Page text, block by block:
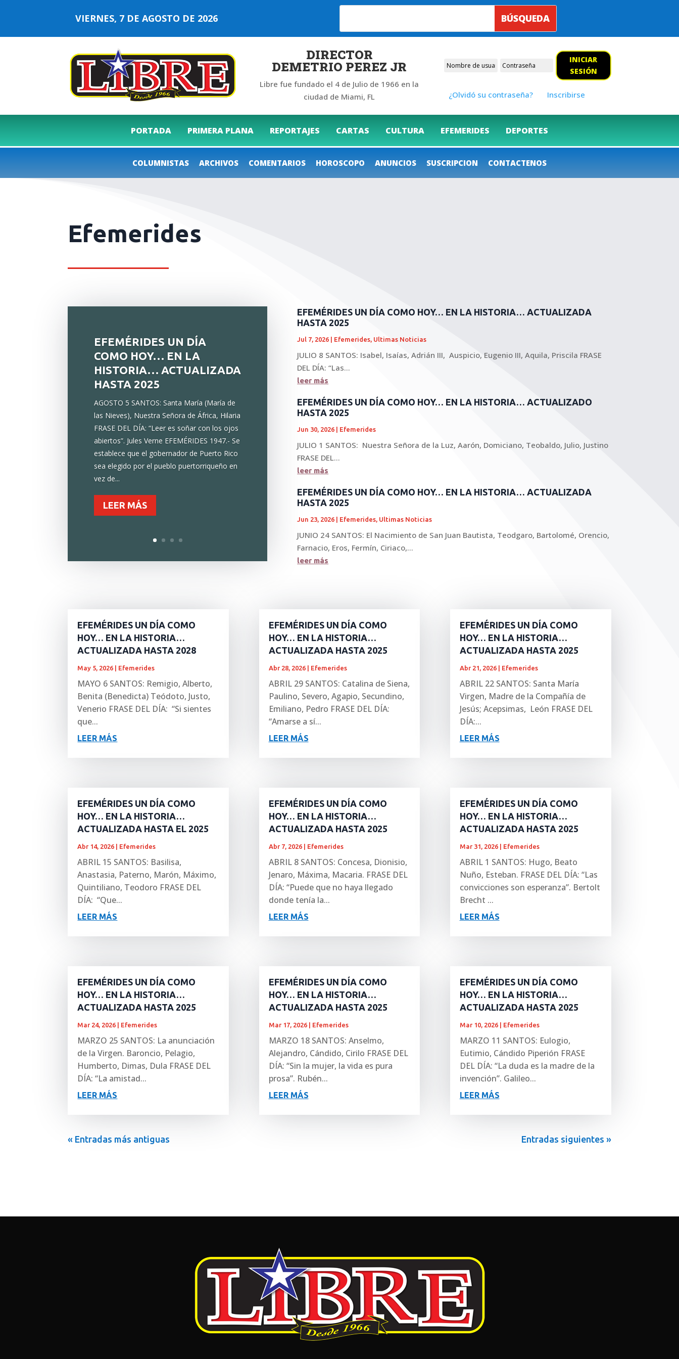
VIERNES, 7 DE AGOSTO DE 2026
DIRECTOR
DEMETRIO PEREZ JR
Libre fue fundado el 4 de Julio de 1966 en la
ciudad de Miami, FL
INICIAR
SESIÓN
¿Olvidó su contraseña? Inscribirse
PORTADA PRIMERA PLANA REPORTAJES CARTAS CULTURA EFEMERIDES DEPORTES
COLUMNISTAS ARCHIVOS COMENTARIOS HOROSCOPO ANUNCIOS SUSCRIPCION CONTACTENOS
Efemerides
EFEMÉRIDES UN DÍA
COMO HOY… EN LA
HISTORIA… ACTUALIZADA
HASTA 2025
AGOSTO 5 SANTOS: Santa María (María de
las Nieves), Nuestra Señora de África, Hilaria
FRASE DEL DÍA: “Leer es soñar con los ojos
abiertos”. Jules Verne EFEMÉRIDES 1947.- Se
establece que el gobernador de Puerto Rico
sea elegido por el pueblo puertorriqueño en
vez de...
LEER MÁS
EFEMÉRIDES UN DÍA COMO HOY… EN LA HISTORIA… ACTUALIZADA
HASTA 2025
Jul 7, 2026 Efemerides, Ultimas Noticias
JULIO 8 SANTOS: Isabel, Isaías, Adrián III, Auspicio, Eugenio III, Aquila, Priscila FRASE
DEL DÍA: “Las...
leer más
EFEMÉRIDES UN DÍA COMO HOY… EN LA HISTORIA… ACTUALIZADO
HASTA 2025
Jun 30, 2026 Efemerides
JULIO 1 SANTOS: Nuestra Señora de la Luz, Aarón, Domiciano, Teobaldo, Julio, Justino
FRASE DEL...
leer más
EFEMÉRIDES UN DÍA COMO HOY… EN LA HISTORIA… ACTUALIZADA
HASTA 2025
Jun 23, 2026 Efemerides, Ultimas Noticias
JUNIO 24 SANTOS: El Nacimiento de San Juan Bautista, Teodgaro, Bartolomé, Orencio,
Farnacio, Eros, Fermín, Ciriaco,...
leer más
EFEMÉRIDES UN DÍA COMO
HOY… EN LA HISTORIA…
ACTUALIZADA HASTA 2028
May 5, 2026 | Efemerides
MAYO 6 SANTOS: Remigio, Alberto,
Benita (Benedicta) Teódoto, Justo,
Venerio FRASE DEL DÍA: “Si sientes
que...
LEER MÁS
EFEMÉRIDES UN DÍA COMO
HOY… EN LA HISTORIA…
ACTUALIZADA HASTA EL 2025
Abr 14, 2026 | Efemerides
ABRIL 15 SANTOS: Basilisa,
Anastasia, Paterno, Marón, Máximo,
Quintiliano, Teodoro FRASE DEL
DÍA: “Que...
LEER MÁS
EFEMÉRIDES UN DÍA COMO
HOY… EN LA HISTORIA…
ACTUALIZADA HASTA 2025
Mar 24, 2026 | Efemerides
MARZO 25 SANTOS: La anunciación
de la Virgen. Baroncio, Pelagio,
Humberto, Dimas, Dula FRASE DEL
DÍA: “La amistad...
LEER MÁS
EFEMÉRIDES UN DÍA COMO
HOY… EN LA HISTORIA…
ACTUALIZADA HASTA 2025
Abr 28, 2026| Efemerides
ABRIL 29 SANTOS: Catalina de Siena,
Paulino, Severo, Agapio, Secundino,
Emiliano, Pedro FRASE DEL DÍA:
“Amarse a sí...
LEER MÁS
EFEMÉRIDES UN DÍA COMO
HOY… EN LA HISTORIA…
ACTUALIZADA HASTA 2025
Abr 7, 2026| Efemerides
ABRIL 8 SANTOS: Concesa, Dionisio,
Jenaro, Máxima, Macaria. FRASE DEL
DÍA: “Puede que no haya llegado
donde tenía la...
LEER MÁS
EFEMÉRIDES UN DÍA COMO
HOY… EN LA HISTORIA…
ACTUALIZADA HASTA 2025
Mar 17, 2026| Efemerides
MARZO 18 SANTOS: Anselmo,
Alejandro, Cándido, Cirilo FRASE DEL
DÍA: “Sin la mujer, la vida es pura
prosa”. Rubén...
LEER MÁS
EFEMÉRIDES UN DÍA COMO
HOY… EN LA HISTORIA…
ACTUALIZADA HASTA 2025
Abr 21, 2026| Efemerides
ABRIL 22 SANTOS: Santa María
Virgen, Madre de la Compañía de
Jesús; Acepsimas, León FRASE DEL
DÍA:...
LEER MÁS
EFEMÉRIDES UN DÍA COMO
HOY… EN LA HISTORIA…
ACTUALIZADA HASTA 2025
Mar 31, 2026| Efemerides
ABRIL 1 SANTOS: Hugo, Beato
Nuño, Esteban. FRASE DEL DÍA: “Las
convicciones son esperanza”. Bertolt
Brecht ...
LEER MÁS
EFEMÉRIDES UN DÍA COMO
HOY… EN LA HISTORIA…
ACTUALIZADA HASTA 2025
Mar 10, 2026| Efemerides
MARZO 11 SANTOS: Eulogio,
Eutimio, Cándido Piperión FRASE
DEL DÍA: “La duda es la madre de la
invención”. Galileo...
LEER MÁS
« Entradas más antiguas Entradas siguientes »